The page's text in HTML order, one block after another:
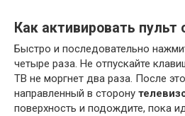
Как активировать пульт
Быстро и последовательно
четыре раза. Не отпускайте
ТВ не моргнет два раза. После
направленный в сторону
поверхность и подождите, пока